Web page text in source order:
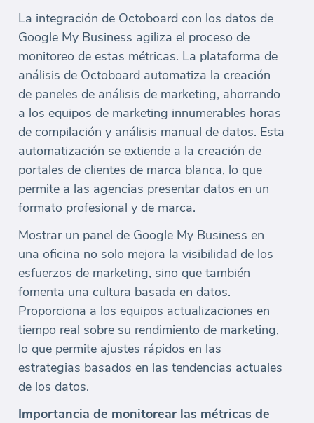
La integración de Octoboard con los datos de
Google My Business agiliza el proceso de
monitoreo de estas métricas. La plataforma de
análisis de Octoboard automatiza la creación
de paneles de análisis de marketing, ahorrando
a los equipos de marketing innumerables horas
de compilación y análisis manual de datos. Esta
automatización se extiende a la creación de
portales de clientes de marca blanca, lo que
permite a las agencias presentar datos en un
formato profesional y de marca.
Mostrar un panel de Google My Business en
una oficina no solo mejora la visibilidad de los
esfuerzos de marketing, sino que también
fomenta una cultura basada en datos.
Proporciona a los equipos actualizaciones en
tiempo real sobre su rendimiento de marketing,
lo que permite ajustes rápidos en las
estrategias basados en las tendencias actuales
de los datos.
Importancia de monitorear las métricas de